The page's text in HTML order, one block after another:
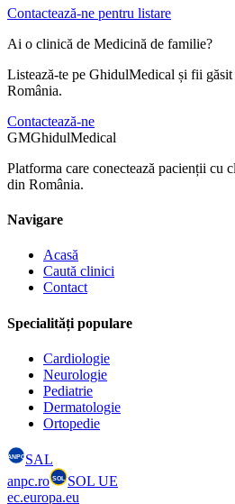
Contactează-ne pentru listare
Ai o clinică de Medicină de familie?
Listează-te pe GhidulMedical și fii găsit
România.
Contactează-ne
GMGhidulMedical
Platforma care conectează pacienții cu
din România.
Navigare
Acasă
Caută clinici
Contact
Specialități populare
Cardiologie
Neurologie
Pediatrie
Dermatologie
Ortopedie
ANPC SAL
anpc.ro SOL SOL UE
ec.europa.eu